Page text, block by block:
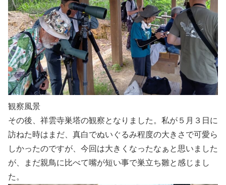
観察風景
その後、祥雲寺巣塔の観察となりました。私が５月３日に
訪ねた時はまだ、真白でぬいぐるみ程度の大きさで可愛ら
しかったのですが、今回は大きくなったなぁと思いました
が、まだ親鳥に比べて嘴が短い事で巣立ち雛と感じまし
た。